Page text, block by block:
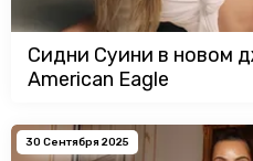
Сидни Суини в новом
American Eagle
30 Сентября 2025